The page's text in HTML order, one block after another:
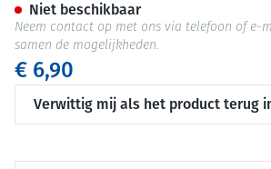
€ 6,90
Verwittig mij als het product terug
Niet beschikbaar
Neem contact op met ons via telefoon of e-
samen de mogelijkheden.